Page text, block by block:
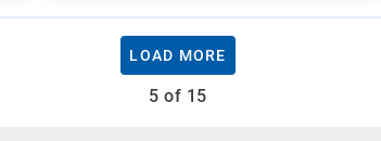
LOAD MORE
5 of 15